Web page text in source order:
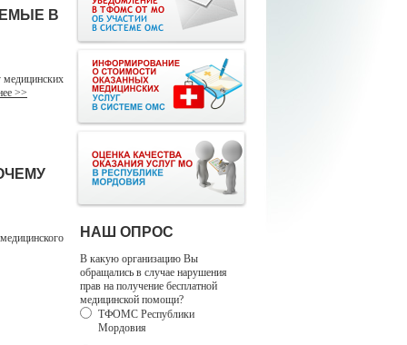
В
>>
НАШ ОПРОС
В какую организацию Вы
обращались в случае нарушения
прав на получение бесплатной
медицинской помощи?
ТФОМС Республики
Мордовия